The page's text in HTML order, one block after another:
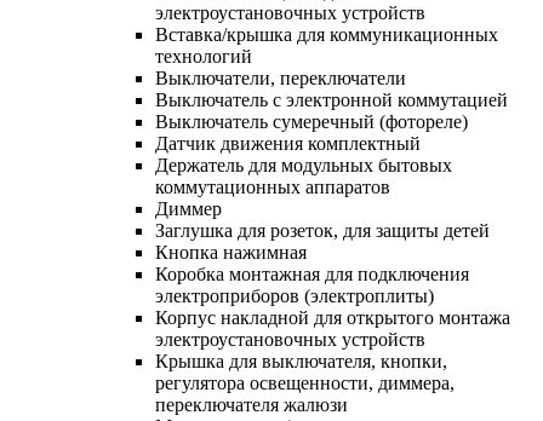
электроустановочных устройств
Вставка/крышка для коммуникационных
технологий
Выключатели, переключатели
Выключатель с электронной коммутацией
Выключатель сумеречный (фотореле)
Датчик движения комплектный
Держатель для модульных бытовых
коммутационных аппаратов
Диммер
Заглушка для розеток, для защиты детей
Кнопка нажимная
Коробка монтажная для подключения
электроприборов (электроплиты)
Корпус накладной для открытого монтажа
электроустановочных устройств
Крышка для выключателя, кнопки,
регулятора освещенности, диммера,
переключателя жалюзи